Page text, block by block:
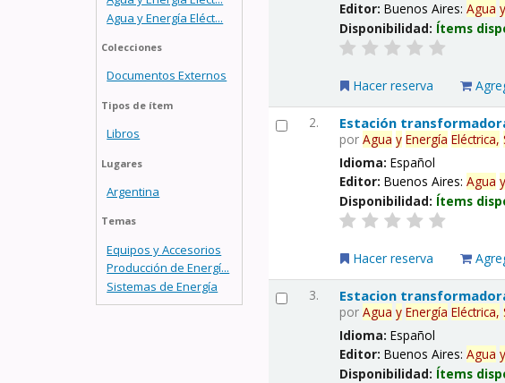
Agua y Energía Eléct...
Colecciones
Documentos Externos
Tipos de ítem
Libros
Lugares
Argentina
Temas
Equipos y Accesorios
Producción de Energí...
Sistemas de Energía
Editor:Buenos Aires:Agua y
Disponibilidad: Ítems
Hacer reserva
2. Estación
porAgua y Energía Eléctrica,
Idioma:Español
Editor:Buenos Aires:Agua y
Disponibilidad: Ítems
Hacer reserva
3. Estacion
porAgua y Energía Eléctrica,
Idioma:Español
Editor:Buenos Aires:Agua y
Disponibilidad: Ítems